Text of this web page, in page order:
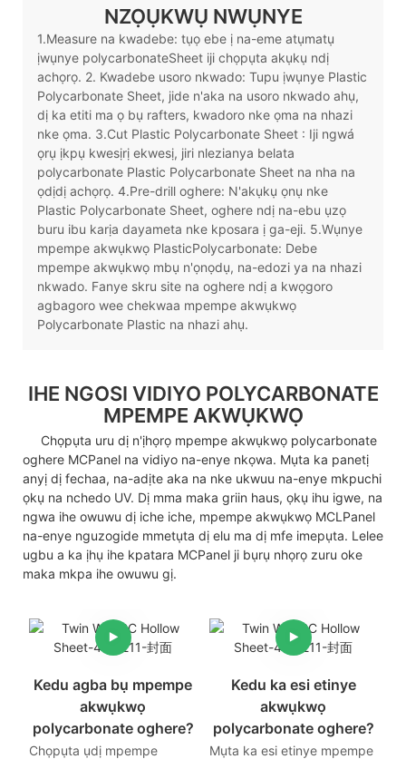
NZỌỤKWỤ NWỤNYE
1.Measure na kwadebe: tụọ ebe ị na-eme atụmatụ
ịwụnye polycarbonateSheet iji chọpụta akụkụ ndị
achọrọ. 2. Kwadebe usoro nkwado: Tupu ịwụnye Plastic
Polycarbonate Sheet, jide n'aka na usoro nkwado ahụ,
dị ka etiti ma ọ bụ rafters, kwadoro nke ọma na nhazi
nke ọma. 3.Cut Plastic Polycarbonate Sheet : Iji ngwá
ọrụ ịkpụ kwesịrị ekwesị, jiri nlezianya belata
polycarbonate Plastic Polycarbonate Sheet na nha na
ọdịdị achọrọ. 4.Pre-drill oghere: N'akụkụ ọnụ nke
Plastic Polycarbonate Sheet, oghere ndị na-ebu ụzọ
buru ibu karịa dayameta nke kposara ị ga-eji. 5.Wụnye
mpempe akwụkwọ PlasticPolycarbonate: Debe
mpempe akwụkwọ mbụ n'ọnọdụ, na-edozi ya na nhazi
nkwado. Fanye skru site na oghere ndị a kwọgoro
agbagoro wee chekwaa mpempe akwụkwọ
Polycarbonate Plastic na nhazi ahụ.
IHE NGOSI VIDIYO POLYCARBONATE
MPEMPE AKWỤKWỌ
Chọpụta uru dị n'ịhọrọ mpempe akwụkwọ polycarbonate
oghere MCPanel na vidiyo na-enye nkọwa. Mụta ka panetị
anyị dị fechaa, na-adịte aka na nke ukwuu na-enye mkpuchi
ọkụ na nchedo UV. Dị mma maka griin haus, ọkụ ihu igwe, na
ngwa ihe owuwu dị iche iche, mpempe akwụkwọ MCLPanel
na-enye nguzogide mmetụta dị elu ma dị mfe imepụta. Lelee
ugbu a ka ịhụ ihe kpatara MCPanel ji bụrụ nhọrọ zuru oke
maka mkpa ihe owuwu gị.
Kedu agba bụ mpempe
akwụkwọ
polycarbonate oghere?
Chọpụta ụdị mpempe
Kedu ka esi etinye
akwụkwọ
polycarbonate oghere?
Mụta ka esi etinye mpempe